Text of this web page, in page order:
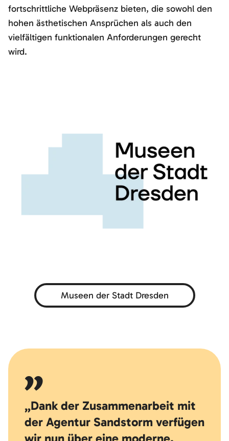
fortschrittliche Webpräsenz bieten, die sowohl den
hohen ästhetischen Ansprüchen als auch den
vielfältigen funktionalen Anforderungen gerecht
wird.
Museen der Stadt Dresden
„Dank der Zusammenarbeit mit
der Agentur Sandstorm verfügen